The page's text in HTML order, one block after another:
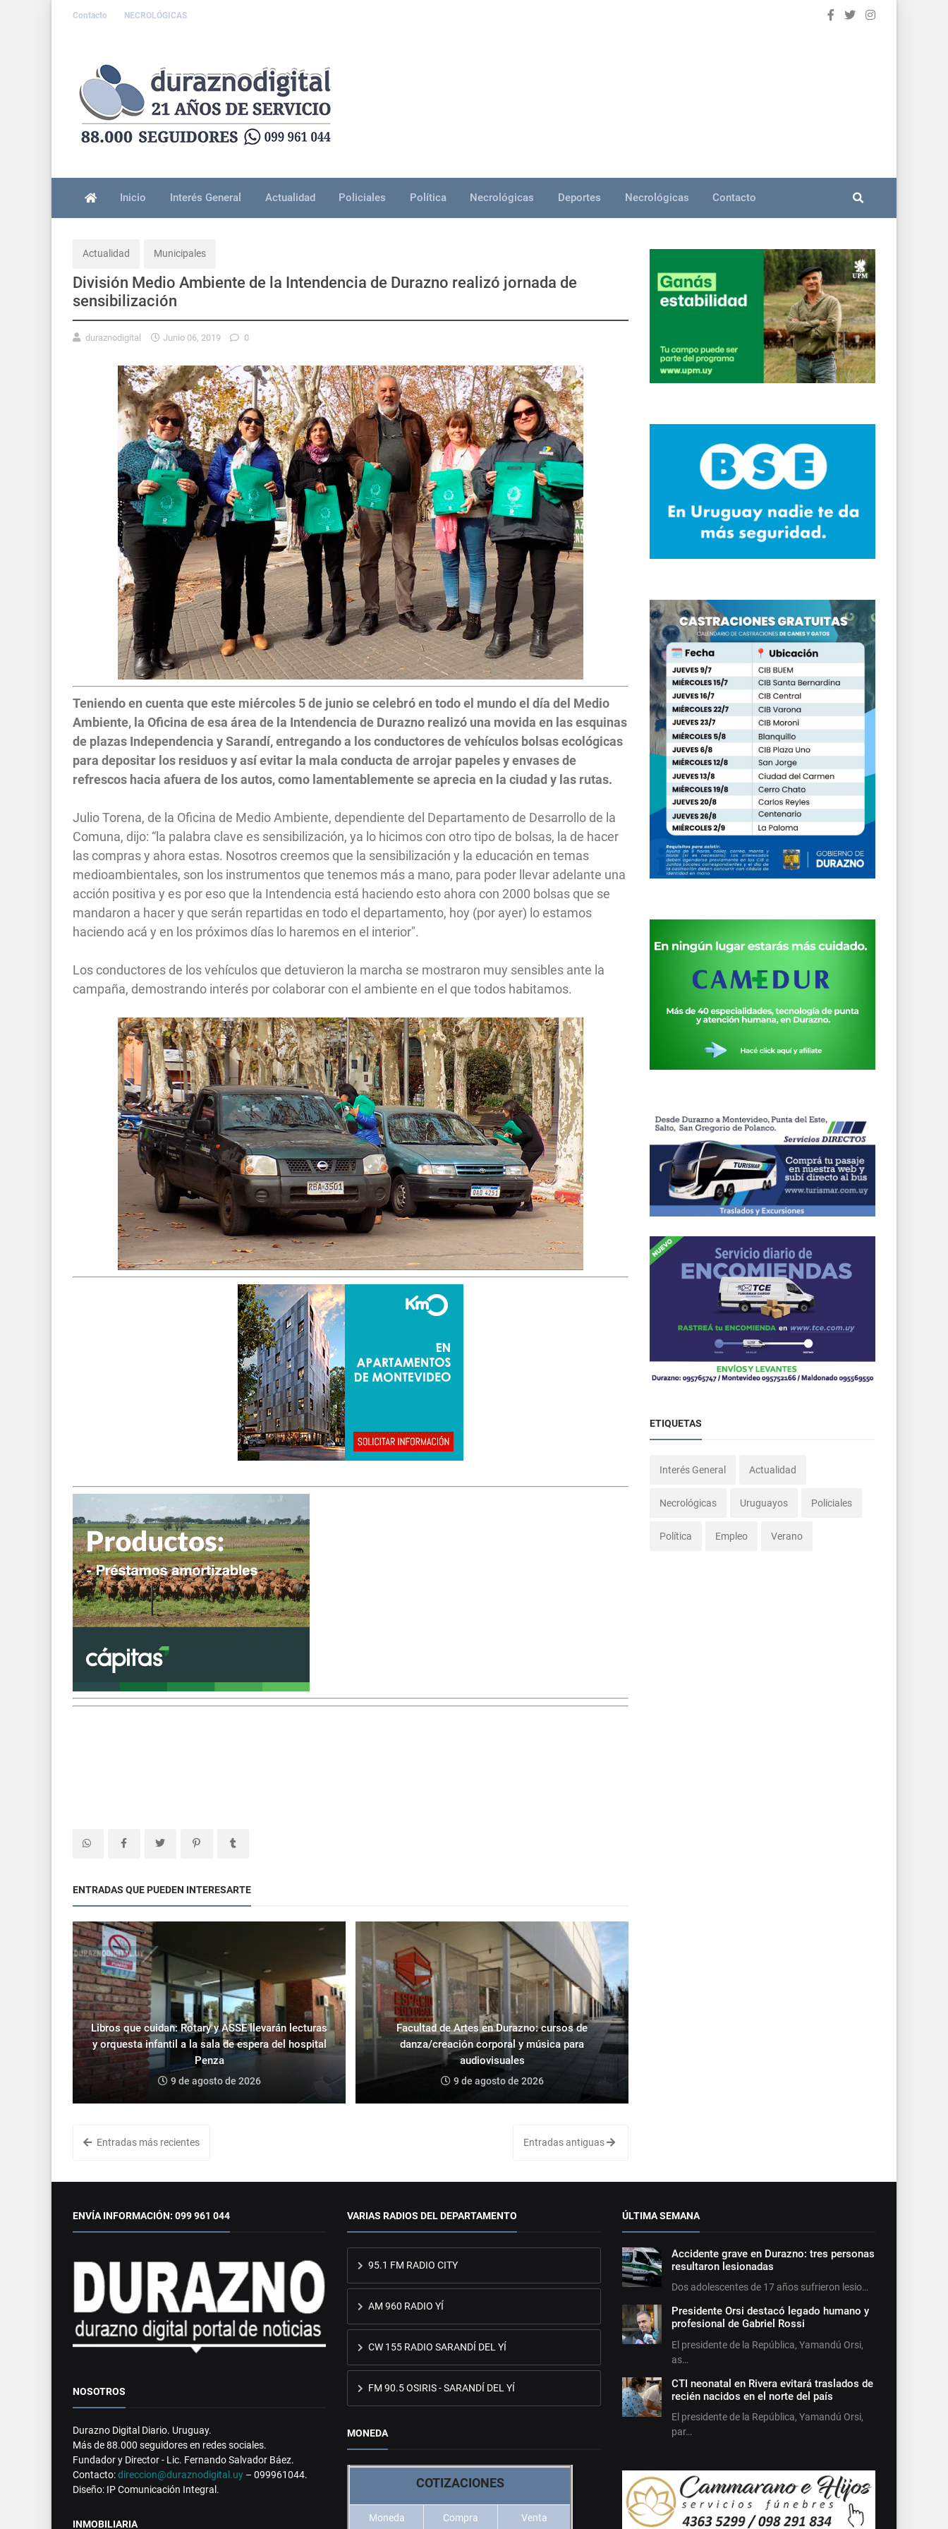
Contacto NECROLÓGICAS
Inicio Interés General Actualidad Policiales Política Necrológicas Deportes Necrológicas Contacto
Actualidad Municipales
División Medio Ambiente de la Intendencia de Durazno realizó jornada de
sensibilización
duraznodigital Junio 06, 2019 0
Teniendo en cuenta que este miércoles 5 de junio se celebró en todo el mundo el día del Medio
Ambiente, la Oficina de esa área de la Intendencia de Durazno realizó una movida en las esquinas
de plazas Independencia y Sarandí, entregando a los conductores de vehículos bolsas ecológicas
para depositar los residuos y así evitar la mala conducta de arrojar papeles y envases de
refrescos hacia afuera de los autos, como lamentablemente se aprecia en la ciudad y las rutas.
Julio Torena, de la Oficina de Medio Ambiente, dependiente del Departamento de Desarrollo de la
Comuna, dijo: “la palabra clave es sensibilización, ya lo hicimos con otro tipo de bolsas, la de hacer
las compras y ahora estas. Nosotros creemos que la sensibilización y la educación en temas
medioambientales, son los instrumentos que tenemos más a mano, para poder llevar adelante una
acción positiva y es por eso que la Intendencia está haciendo esto ahora con 2000 bolsas que se
mandaron a hacer y que serán repartidas en todo el departamento, hoy (por ayer) lo estamos
haciendo acá y en los próximos días lo haremos en el interior".
Los conductores de los vehículos que detuvieron la marcha se mostraron muy sensibles ante la
campaña, demostrando interés por colaborar con el ambiente en el que todos habitamos.
ENTRADAS QUE PUEDEN INTERESARTE
Libros que cuidan: Rotary y ASSE llevarán lecturas
y orquesta infantil a la sala de espera del hospital
Penza
9 de agosto de 2026
Facultad de Artes en Durazno: cursos de
danza/creación corporal y música para
audiovisuales
9 de agosto de 2026
Entradas más recientes Entradas antiguas
ETIQUETAS
Interés General Actualidad
Necrológicas Uruguayos Policiales
Política Empleo Verano
ENVÍA INFORMACIÓN: 099 961 044
NOSOTROS
Durazno Digital Diario. Uruguay.
Más de 88.000 seguidores en redes sociales.
Fundador y Director - Lic. Fernando Salvador Báez.
Contacto:direccion@duraznodigital.uy – 099961044.
Diseño: IP Comunicación Integral.
INMOBILIARIA
VARIAS RADIOS DEL DEPARTAMENTO
95.1 FM RADIO CITY
AM 960 RADIO YÍ
CW 155 RADIO SARANDÍ DEL YÍ
FM 90.5 OSIRIS - SARANDÍ DEL YÍ
MONEDA
COTIZACIONES
Moneda Compra Venta
ÚLTIMA SEMANA
Accidente grave en Durazno: tres personas
resultaron lesionadas
Dos adolescentes de 17 años sufrieron lesio…
Presidente Orsi destacó legado humano y
profesional de Gabriel Rossi
El presidente de la República, Yamandú Orsi,
as…
CTI neonatal en Rivera evitará traslados de
recién nacidos en el norte del país
El presidente de la República, Yamandú Orsi,
par…